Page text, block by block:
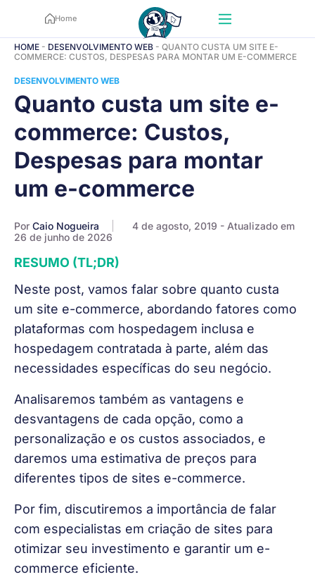
Home
HOME - DESENVOLVIMENTO WEB - QUANTO CUSTA UM SITE E-
COMMERCE: CUSTOS, DESPESAS PARA MONTAR UM E-COMMERCE
DESENVOLVIMENTO WEB
Quanto custa um site e-
commerce: Custos,
Despesas para montar
um e-commerce
Por Caio Nogueira 4 de agosto, 2019 - Atualizado em
26 de junho de 2026
RESUMO (TL;DR)
Neste post, vamos falar sobre quanto custa
um site e-commerce, abordando fatores como
plataformas com hospedagem inclusa e
hospedagem contratada à parte, além das
necessidades específicas do seu negócio.
Analisaremos também as vantagens e
desvantagens de cada opção, como a
personalização e os custos associados, e
daremos uma estimativa de preços para
diferentes tipos de sites e-commerce.
Por fim, discutiremos a importância de falar
com especialistas em criação de sites para
otimizar seu investimento e garantir um e-
commerce eficiente.